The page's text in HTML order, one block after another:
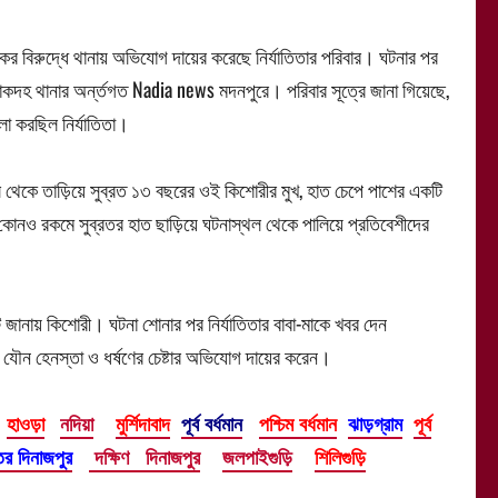
থানায় অভিযোগ দায়ের করেছে নির্যাতিতার পরিবার। ঘটনার পর
থানার অর্ন্তগত Nadia news মদনপুরে। পরিবার সূত্রে জানা গিয়েছে,
করছিল নির্যাতিতা।
তাড়িয়ে সুব্রত ১৩ বছরের ওই কিশোরীর মুখ, হাত চেপে পাশের একটি
রকমে সুব্রতর হাত ছাড়িয়ে ঘটনাস্থল থেকে পালিয়ে প্রতিবেশীদের
কিশোরী। ঘটনা শোনার পর নির্যাতিতার বাবা-মাকে খবর দেন
যৌন হেনস্তা ও ধর্ষণের চেষ্টার অভিযোগ দায়ের করেন।
হাওড়া নদিয়া মুর্শিদাবাদ পূর্ব বর্ধমান পশ্চিম বর্ধমান ঝাড়গ্রাম পূর্ব
দিনাজপুর
দক্ষিণ দিনাজপুর জলপাইগুড়ি শিলিগুড়ি